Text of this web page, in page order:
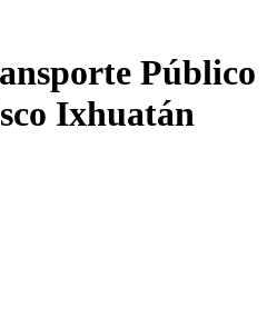
Público
Ixhuatán